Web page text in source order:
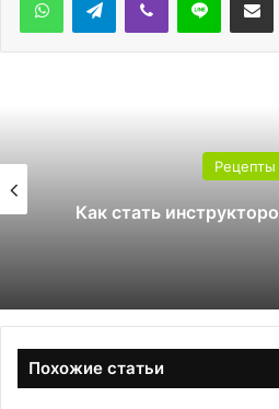
Рецепты
Как стать инструктором
Похожие статьи